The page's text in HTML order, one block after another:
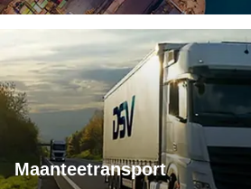
Maanteetransport